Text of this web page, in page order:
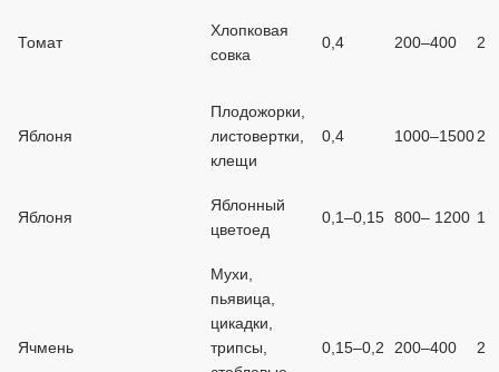
Томат
Хлопковая
совка
0,4 200–400 2
Яблоня
Плодожорки,
листовертки,
клещи
0,4 1000–15002
Яблоня
Яблонный
цветоед
0,1–0,15 800– 1200 1
Ячмень
Мухи,
пьявица,
цикадки,
трипсы,
0,15–0,2 200–400 2